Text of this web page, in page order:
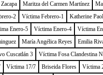
Maritza del Carmen Martínez
2 Víctima Febrero-1 Katherine
Enero-5 Víctima Enero-4 Víctima
María Angélica Reyes Emilia
Cuscatlán 3 Víctima Fosa Clandestina
Víctima 17/7 Briseida Flores Víctima